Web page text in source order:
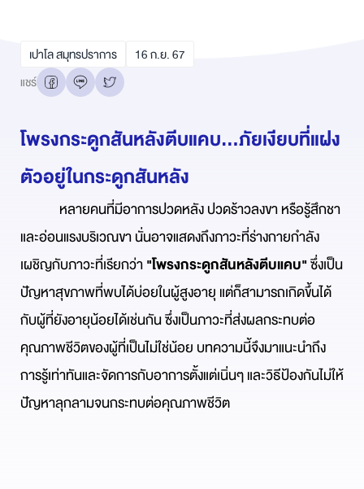
เปาโล สมุทรปราการ 16ก.ย.67
แชร์
โพรงกระดูกสันหลังตีบแคบ...ภัยเงียบที่แฝง
ตัวอยู่ในกระดูกสันหลัง
หลายคนที่มีอาการปวดหลัง ปวดร้าวลงขา หรือรู้สึกชา
และอ่อนแรงบริเวณขา นั่นอาจแสดงถึงภาวะที่ร่างกายกำลัง
เผชิญกับภาวะที่เรียกว่า"โพรงกระดูกสันหลังตีบแคบ"ซึ่งเป็น
ปัญหาสุขภาพที่พบได้บ่อยในผู้สูงอายุ แต่ก็สามารถเกิดขึ้นได้
กับผู้ที่ยังอายุน้อยได้เช่นกัน ซึ่งเป็นภาวะที่ส่งผลกระทบต่อ
คุณภาพชีวิตของผู้ที่เป็นไม่ใช่น้อย บทความนี้จึงมาแนะนำถึง
การรู้เท่าทันและจัดการกับอาการตั้งแต่เนิ่นๆ และวิธีป้องกันไม่ให้
ปัญหาลุกลามจนกระทบต่อคุณภาพชีวิต